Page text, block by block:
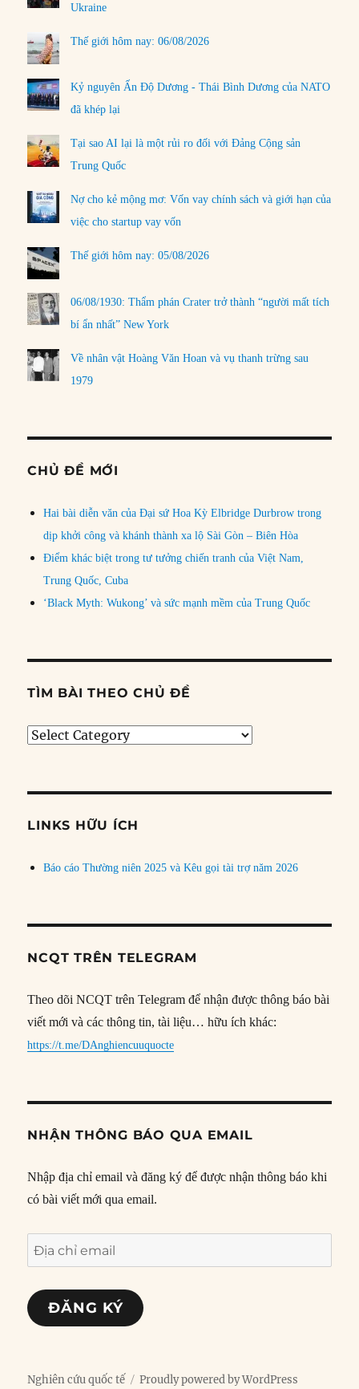
Ukraine
Thế giới hôm nay: 06/08/2026
Kỷ nguyên Ấn Độ Dương - Thái Bình Dương của NATO
đã khép lại
Tại sao AI lại là một rủi ro đối với Đảng Cộng sản
Trung Quốc
Nợ cho kẻ mộng mơ: Vốn vay chính sách và giới hạn của
việc cho startup vay vốn
Thế giới hôm nay: 05/08/2026
06/08/1930: Thẩm phán Crater trở thành “người mất tích
bí ẩn nhất” New York
Về nhân vật Hoàng Văn Hoan và vụ thanh trừng sau
1979
CHỦ ĐỀ MỚI
Hai bài diễn văn của Đại sứ Hoa Kỳ Elbridge Durbrow trong
dịp khởi công và khánh thành xa lộ Sài Gòn – Biên Hòa
Điểm khác biệt trong tư tưởng chiến tranh của Việt Nam,
Trung Quốc, Cuba
‘Black Myth: Wukong’ và sức mạnh mềm của Trung Quốc
TÌM BÀI THEO CHỦ ĐỀ
Tìm
đề
LINKS HỮU ÍCH
Báo cáo Thường niên 2025 và Kêu gọi tài trợ năm 2026
NCQT TRÊN TELEGRAM
Theo dõi NCQT trên Telegram để nhận được thông báo bài
viết mới và các thông tin, tài liệu… hữu ích khác:
https://t.me/DAnghiencuuquocte
NHẬN THÔNG BÁO QUA EMAIL
Nhập địa chỉ email và đăng ký để được nhận thông báo khi
có bài viết mới qua email.
Địa
chỉ
email
ĐĂNG KÝ
Nghiên cứu quốc tế Proudly powered by WordPress